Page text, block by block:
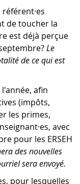
de toucher la
est déjà perçue
Le
de ce qui est
l'année, afin
(impôts,
les primes,
avec
pour les ERSEH
des nouvelles
sera envoyé.
pour lesquelles